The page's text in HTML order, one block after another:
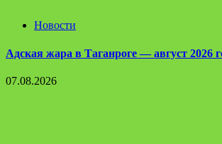
Новости
Адская жара в Таганроге — август 2026
07.08.2026